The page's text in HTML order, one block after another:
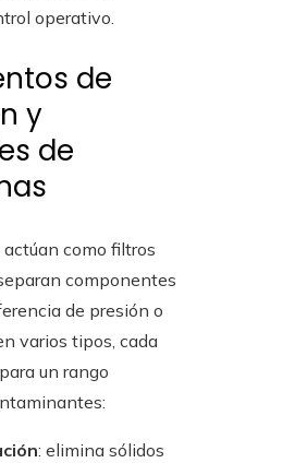
operativo.
de
y
de
como filtros
componentes
de presión o
varios tipos, cada
un rango
: elimina sólidos